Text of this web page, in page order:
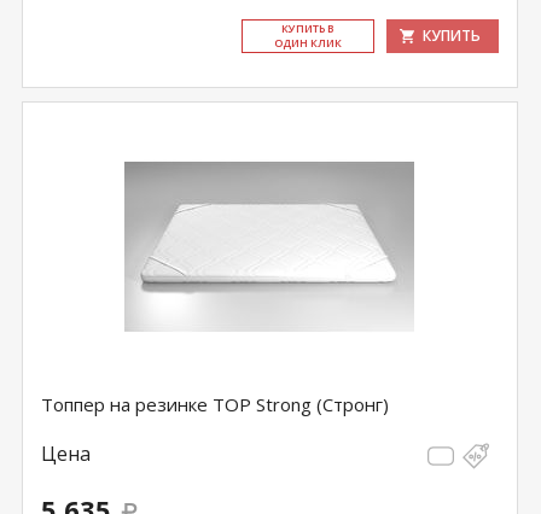
КУ­ПИТЬ В
ОДИН КЛИК
КУПИТЬ
Топпер на резинке TOP Strong (Стронг)
Цена